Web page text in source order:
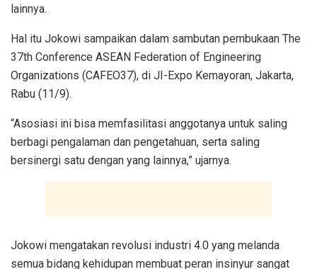
lainnya.
Hal itu Jokowi sampaikan dalam sambutan pembukaan The
37th Conference ASEAN Federation of Engineering
Organizations (CAFEO37), di JI-Expo Kemayoran, Jakarta,
Rabu (11/9).
“Asosiasi ini bisa memfasilitasi anggotanya untuk saling
berbagi pengalaman dan pengetahuan, serta saling
bersinergi satu dengan yang lainnya,” ujarnya.
Jokowi mengatakan revolusi industri 4.0 yang melanda
semua bidang kehidupan membuat peran insinyur sangat